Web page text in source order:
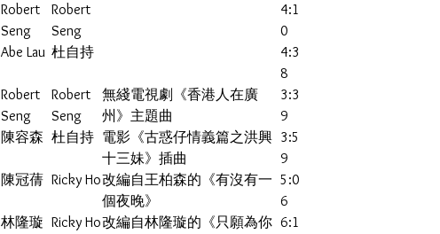
Robert
Seng
Robert
Seng
4:1
0
Abe Lau 杜自持
4:3
8
Robert
Seng
Robert
Seng
無綫電視劇《香港人在廣
州》主題曲
3:3
9
陳容森 杜自持 電影《古惑仔情義篇之洪興
十三妹》插曲
3:5
9
陳冠蒨 Ricky Ho改編自王柏森的《有沒有一
個夜晚》
5:0
6
林隆璇 Ricky Ho改編自林隆璇的《只願為你 6:1